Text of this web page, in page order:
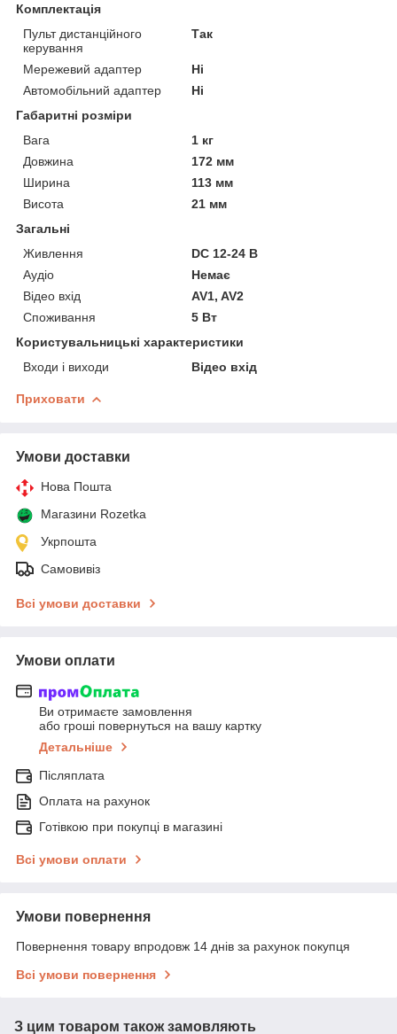
Комплектація
Пульт дистанційного
керування
Так
Мережевий адаптер
Ні
Автомобільний адаптер
Ні
Габаритні розміри
Вага
1 кг
Довжина
172 мм
Ширина
113 мм
Висота
21 мм
Загальні
Живлення
DC 12-24 В
Аудіо
Немає
Відео вхід
AV1, AV2
Споживання
5 Вт
Користувальницькі характеристики
Входи і виходи
Відео вхід
Приховати
Умови доставки
Нова Пошта
Магазини Rozetka
Укрпошта
Самовивіз
Всі умови доставки
Умови оплати
Ви отримаєте замовлення
або гроші повернуться на вашу картку
Детальніше
Післяплата
Оплата на рахунок
Готівкою при покупці в магазині
Всі умови оплати
Умови повернення
Повернення товару впродовж 14 днів за рахунок покупця
Всі умови повернення
З цим товаром також замовляють